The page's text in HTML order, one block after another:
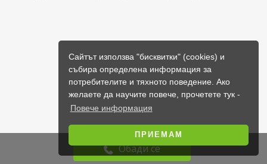
Сайтът използва "бисквитки" (cookies) и
събира определена информация за
потребителите и тяхното поведение. Ако
желаете да научите повече, прочетете тук -
Повече информация
ПРИЕМАМ
Обади се